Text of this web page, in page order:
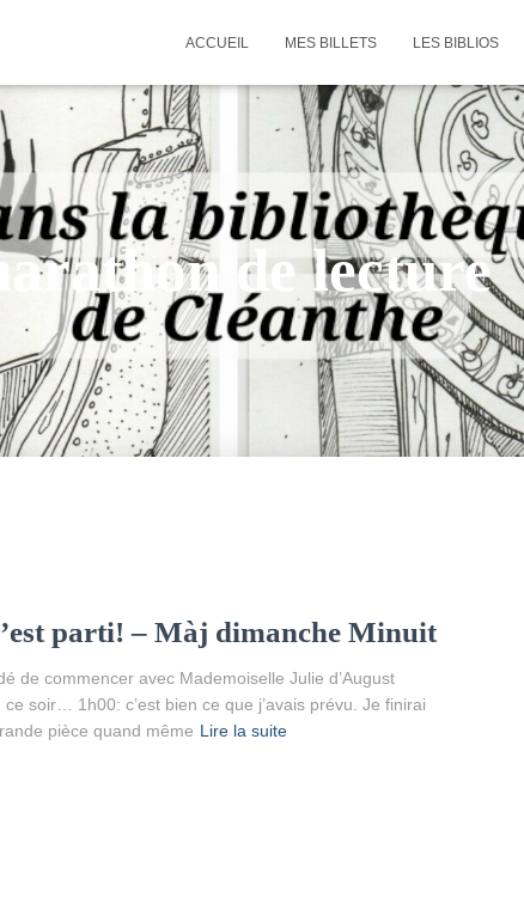
ACCUEIL MES BILLETS LES BIBLIOS
de lecture
parti! – Màj dimanche Minuit
de commencer avec Mademoiselle Julie d’August
soir… 1h00: c’est bien ce que j’avais prévu. Je finirai
pièce quand même Lire la suite